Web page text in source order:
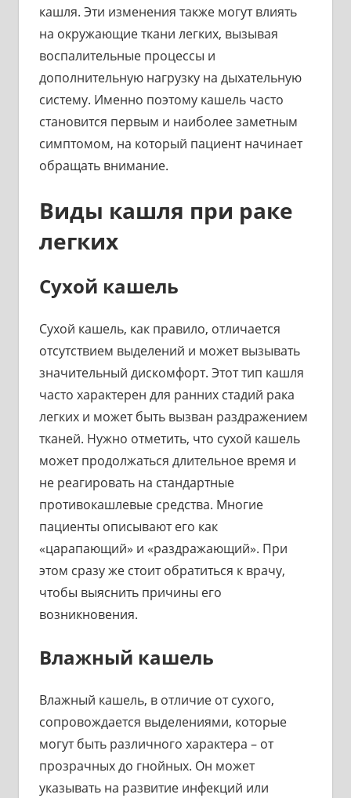
кашля. Эти изменения также могут влиять
на окружающие ткани легких, вызывая
воспалительные процессы и
дополнительную нагрузку на дыхательную
систему. Именно поэтому кашель часто
становится первым и наиболее заметным
симптомом, на который пациент начинает
обращать внимание.
Виды кашля при раке
легких
Сухой кашель
Сухой кашель, как правило, отличается
отсутствием выделений и может вызывать
значительный дискомфорт. Этот тип кашля
часто характерен для ранних стадий рака
легких и может быть вызван раздражением
тканей. Нужно отметить, что сухой кашель
может продолжаться длительное время и
не реагировать на стандартные
противокашлевые средства. Многие
пациенты описывают его как
«царапающий» и «раздражающий». При
этом сразу же стоит обратиться к врачу,
чтобы выяснить причины его
возникновения.
Влажный кашель
Влажный кашель, в отличие от сухого,
сопровождается выделениями, которые
могут быть различного характера – от
прозрачных до гнойных. Он может
указывать на развитие инфекций или